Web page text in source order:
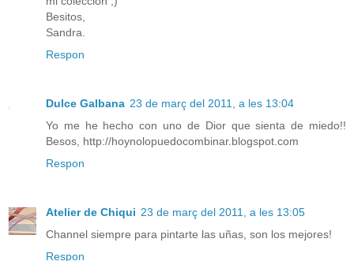
Besitos,
Sandra.
Respon
Dulce Galbana 23 de març del 2011, a les 13:04
Yo me he hecho con uno de Dior que sienta de miedo!!
Besos, http://hoynolopuedocombinar.blogspot.com
Respon
Atelier de Chiqui 23 de març del 2011, a les 13:05
Channel siempre para pintarte las uñas, son los mejores!
Respon